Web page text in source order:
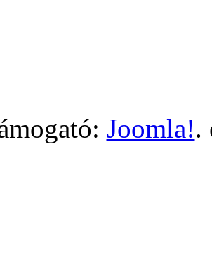
Joomla!.